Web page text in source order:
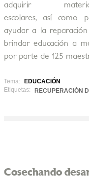
adquirir
escolares, así como
ayudar a la
brindar educación a
por parte de 125
Tema:
EDUCACIÓN
Etiquetas:
RECUPERACIÓN
Cosechando